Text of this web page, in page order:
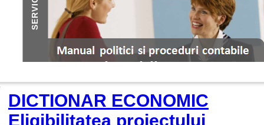
DICTIONAR ECONOMIC
Eligibilitatea proiectului